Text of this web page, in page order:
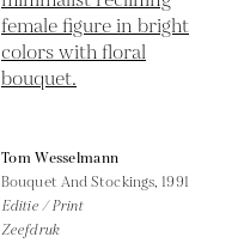
Tom Wesselmann
Bouquet And Stockings,1991
Editie / Print
Zeefdruk